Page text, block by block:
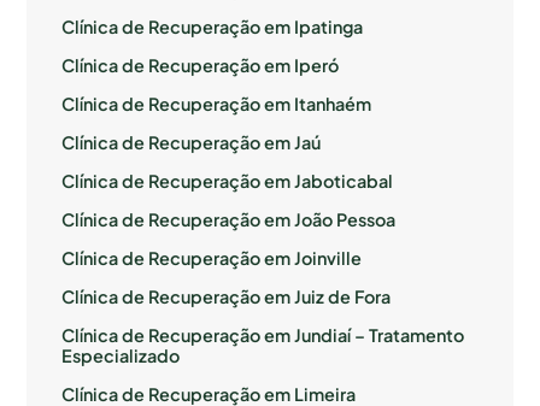
Clínica de Recuperação em Ipatinga
Clínica de Recuperação em Iperó
Clínica de Recuperação em Itanhaém
Clínica de Recuperação em Jaú
Clínica de Recuperação em Jaboticabal
Clínica de Recuperação em João Pessoa
Clínica de Recuperação em Joinville
Clínica de Recuperação em Juiz de Fora
Clínica de Recuperação em Jundiaí – Tratamento
Especializado
Clínica de Recuperação em Limeira